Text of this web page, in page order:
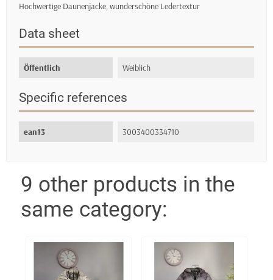
Hochwertige Daunenjacke, wunderschöne Ledertextur
Data sheet
Öffentlich Weiblich
Specific references
ean13 3003400334710
9 other products in the
same category: